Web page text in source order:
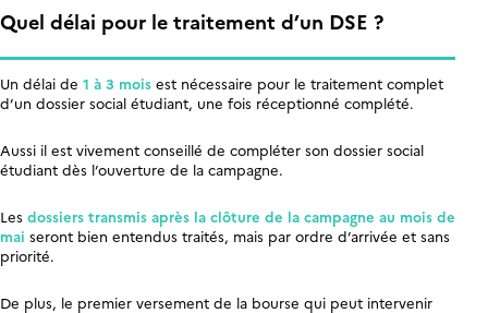
Quel délai pour le traitement d’un DSE ?
Un délai de 1 à 3 mois est nécessaire pour le traitement complet
d’un dossier social étudiant, une fois réceptionné complété.
Aussi il est vivement conseillé de compléter son dossier social
étudiant dès l’ouverture de la campagne.
Les dossiers transmis après la clôture de la campagne au mois de
mai seront bien entendus traités, mais par ordre d’arrivée et sans
priorité.
De plus, le premier versement de la bourse qui peut intervenir